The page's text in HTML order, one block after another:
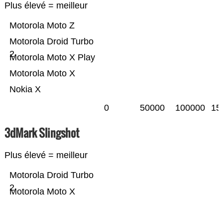
Plus élevé = meilleur
Nokia X
Motorola Moto X
Motorola Moto X Play
Motorola Droid Turbo
2
Motorola Moto Z
0 50000 100000
3dMark Slingshot
Plus élevé = meilleur
Motorola Moto X
Motorola Droid Turbo
2